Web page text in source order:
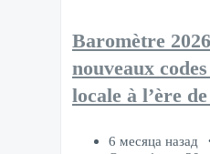
Baromètre
nouveaux
locale à l’ère
6 месяца назад